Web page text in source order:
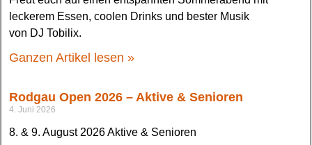
leckerem Essen, coolen Drinks und bester Musik
von DJ Tobilix.
Ganzen Artikel lesen »
Rodgau Open 2026 – Aktive & Senioren
4. Juni 2026
8. & 9. August 2026 Aktive & Senioren